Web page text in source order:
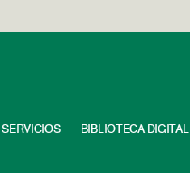
BIBLIOTECA DIGITAL